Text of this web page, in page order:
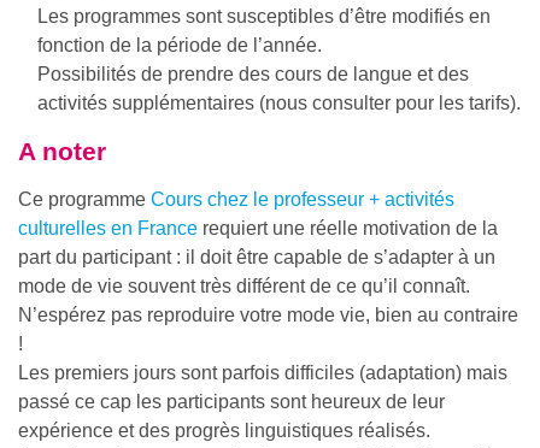
Les programmes sont susceptibles d’être modifiés en
fonction de la période de l’année.
Possibilités de prendre des cours de langue et des
activités supplémentaires (nous consulter pour les tarifs).
A noter
Ce programme Cours chez le professeur + activités
culturelles en France requiert une réelle motivation de la
part du participant : il doit être capable de s’adapter à un
mode de vie souvent très différent de ce qu’il connaît.
N’espérez pas reproduire votre mode vie, bien au contraire
!
Les premiers jours sont parfois difficiles (adaptation) mais
passé ce cap les participants sont heureux de leur
expérience et des progrès linguistiques réalisés.